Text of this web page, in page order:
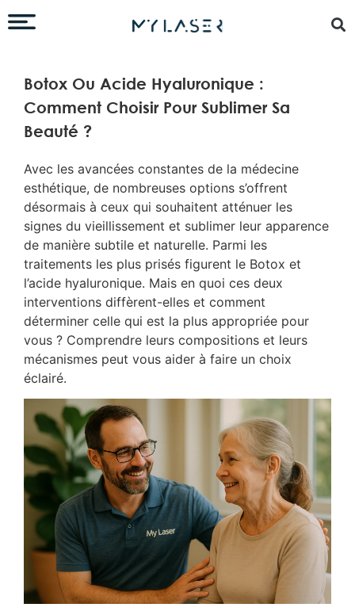
Botox Ou Acide Hyaluronique :
Comment Choisir Pour Sublimer Sa
Beauté ?
Avec les avancées constantes de la médecine
esthétique, de nombreuses options s’offrent
désormais à ceux qui souhaitent atténuer les
signes du vieillissement et sublimer leur apparence
de manière subtile et naturelle. Parmi les
traitements les plus prisés figurent le Botox et
l’acide hyaluronique. Mais en quoi ces deux
interventions diffèrent-elles et comment
déterminer celle qui est la plus appropriée pour
vous ? Comprendre leurs compositions et leurs
mécanismes peut vous aider à faire un choix
éclairé.